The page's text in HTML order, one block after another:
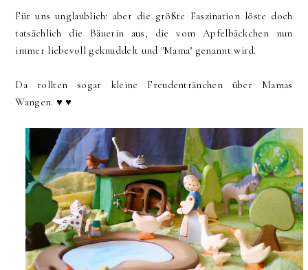
Für uns unglaublich: aber die größte Faszination löste doch
tatsächlich die Bäuerin aus, die vom Apfelbäckchen nun
immer liebevoll geknuddelt und "Mama" genannt wird.
Da rollten sogar kleine Freudentränchen über Mamas
Wangen. ♥ ♥